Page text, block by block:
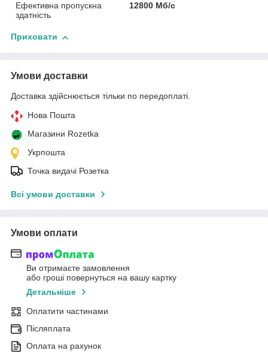
Ефективна пропускна
здатність
12800 Мб/с
Приховати
Умови доставки
Доставка здійснюється тільки по передоплаті.
Нова Пошта
Магазини Rozetka
Укрпошта
Точка видачі Розетка
Всі умови доставки
Умови оплати
Ви отримаєте замовлення
або гроші повернуться на вашу картку
Детальніше
Оплатити частинами
Післяплата
Оплата на рахунок